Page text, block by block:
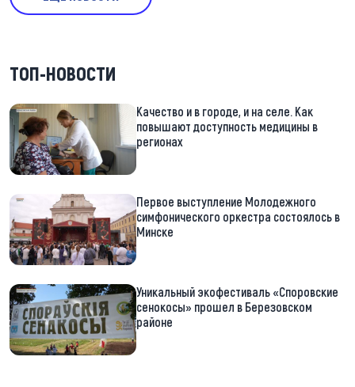
ТОП-НОВОСТИ
Качество и в городе, и на селе. Как
повышают доступность медицины в
регионах
Первое выступление Молодежного
симфонического оркестра состоялось в
Минске
Уникальный экофестиваль «Споровские
сенокосы» прошел в Березовском
районе